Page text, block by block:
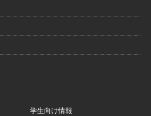
学生向け情報